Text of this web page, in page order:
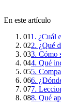
En este artículo
011. ¿Cuál
022. ¿Qué
033. Cómo
044. Qué
055.
066.
077.
088. Qué